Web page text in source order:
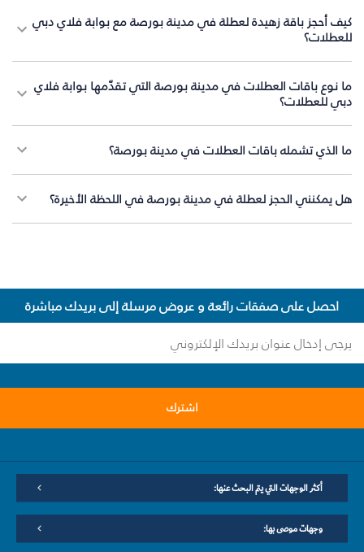
كيف أحجز باقة زهيدة لعطلة في مدينة بورصة مع بوابة فلاي دبي
للعطلات؟
ما نوع باقات العطلات في مدينة بورصة التي تقدّمها بوابة فلاي
دبي للعطلات؟
ما الذي تشمله باقات العطلات في مدينة بورصة؟
هل يمكنني الحجز لعطلة في مدينة بورصة في اللحظة الأخيرة؟
احصل على صفقات رائعة و عروض مرسلة إلى بريدك مباشرة
اشترك
أكثر الوجهات التي يتم البحث عنها:
وجهات موصى بها: